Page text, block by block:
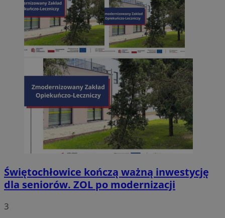
Świętochłowice kończą ważną inwestycję
dla seniorów. ZOL po modernizacji
3